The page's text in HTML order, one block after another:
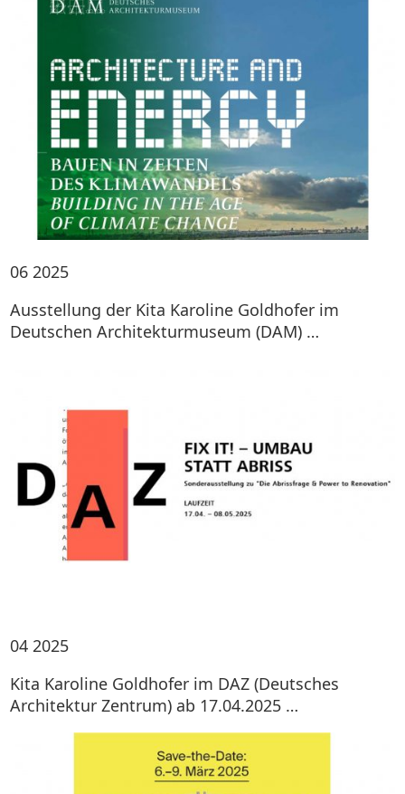
06 2025
Ausstellung der Kita Karoline Goldhofer im
Deutschen Architekturmuseum (DAM) …
04 2025
Kita Karoline Goldhofer im DAZ (Deutsches
Architektur Zentrum) ab 17.04.2025 …